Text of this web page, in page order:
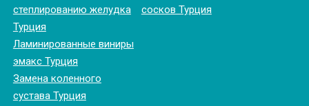
степлированию желудка
Турция
Ламинированные виниры
эмакс Турция
Замена коленного
сустава Турция
сосков Турция